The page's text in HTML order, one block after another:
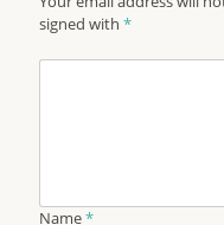
signed with*
Name*